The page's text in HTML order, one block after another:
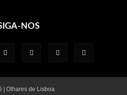
NOS
| Olhares de Lisboa